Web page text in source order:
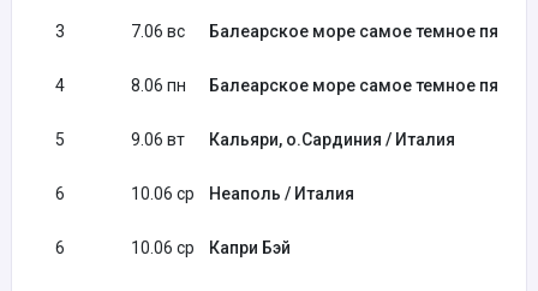
3 7.06 вс Балеарское море самое темное пятно
4 8.06 пн Балеарское море самое темное пятно
5 9.06 вт Кальяри, о.Сардиния / Италия
6 10.06 ср Неаполь / Италия
6 10.06 ср Капри Бэй